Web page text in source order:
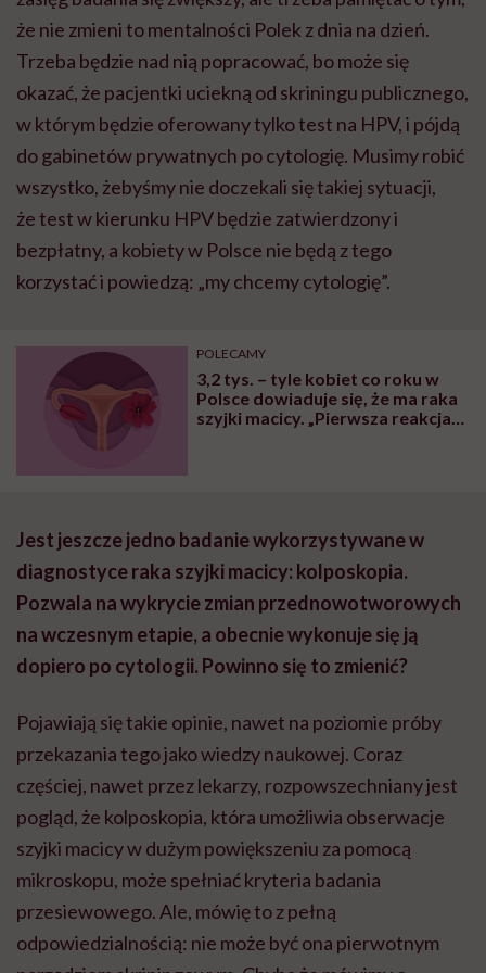
że nie zmieni to mentalności Polek z dnia na dzień.
Trzeba będzie nad nią popracować, bo może się
okazać, że pacjentki uciekną od skriningu publicznego,
w którym będzie oferowany tylko test na HPV, i pójdą
do gabinetów prywatnych po cytologię. Musimy robić
wszystko, żebyśmy nie doczekali się takiej sytuacji,
że test w kierunku HPV będzie zatwierdzony i
bezpłatny, a kobiety w Polsce nie będą z tego
korzystać i powiedzą: „my chcemy cytologię”.
POLECAMY
3,2 tys. – tyle kobiet co roku w
Polsce dowiaduje się, że ma raka
szyjki macicy. „Pierwsza reakcja
Jest jeszcze jedno badanie wykorzystywane w
diagnostyce raka szyjki macicy: kolposkopia.
Pozwala na wykrycie zmian przednowotworowych
na wczesnym etapie, a obecnie wykonuje się ją
dopiero po cytologii. Powinno się to zmienić?
Pojawiają się takie opinie, nawet na poziomie próby
przekazania tego jako wiedzy naukowej. Coraz
częściej, nawet przez lekarzy, rozpowszechniany jest
pogląd, że kolposkopia, która umożliwia obserwacje
szyjki macicy w dużym powiększeniu za pomocą
mikroskopu, może spełniać kryteria badania
przesiewowego. Ale, mówię to z pełną
odpowiedzialnością: nie może być ona pierwotnym